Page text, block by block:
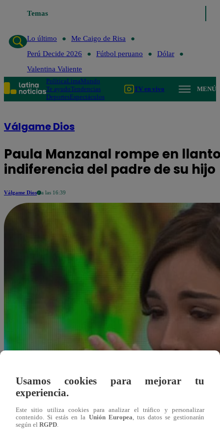
Temas
Lo último
Lo último
Me Caigo de Risa
Perú Decide 2026
Fútbol peruano
Dólar
Valentina Valiente
PolíticaLimaMundo
Te ayudoTendencias
DeportesEspectáculos
TV en vivo MENÚ
Válgame Dios
Paula Manzanal rompe en
indiferencia del padre de su hijo
Válgame Dios a las 16:39
Usamos cookies para mejorar tu
experiencia.
Este sitio utiliza cookies para analizar el tráfico y personalizar
contenido. Si estás en la Unión Europea , tus datos se gestionarán
según el RGPD